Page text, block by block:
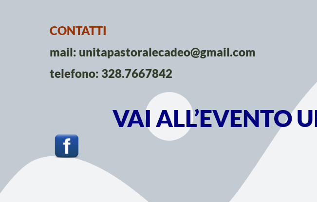
CONTATTI
mail: unitapastoralecadeo@gmail.com
telefono: 328.7667842
VAI ALL’EVENTO